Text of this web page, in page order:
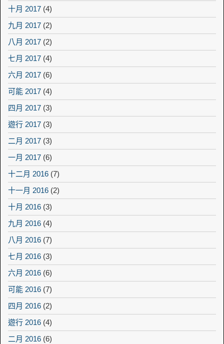
十月 2017 (4)
九月 2017 (2)
八月 2017 (2)
七月 2017 (4)
六月 2017 (6)
可能 2017 (4)
四月 2017 (3)
遊行 2017 (3)
二月 2017 (3)
一月 2017 (6)
十二月 2016 (7)
十一月 2016 (2)
十月 2016 (3)
九月 2016 (4)
八月 2016 (7)
七月 2016 (3)
六月 2016 (6)
可能 2016 (7)
四月 2016 (2)
遊行 2016 (4)
二月 2016 (6)